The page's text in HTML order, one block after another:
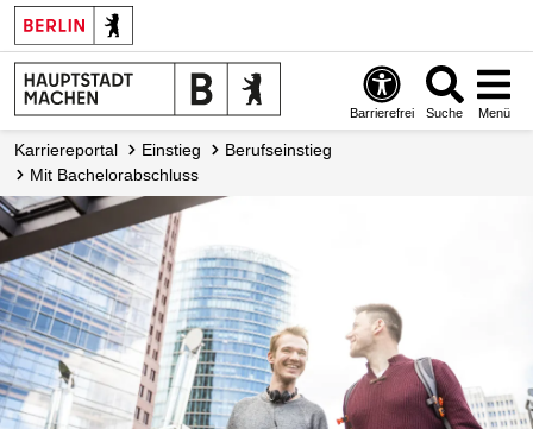
Barrierefrei Suche Menü
Karriereportal Einstieg
Berufseinstieg
Mit Bachelor­abschluss